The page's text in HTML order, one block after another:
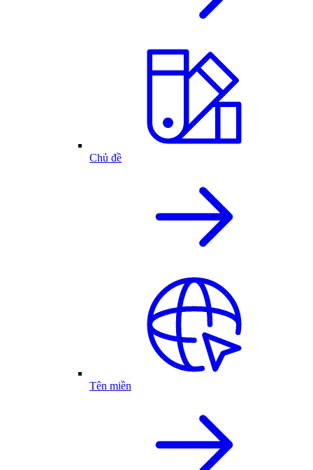
Chủ đề
Tên miền